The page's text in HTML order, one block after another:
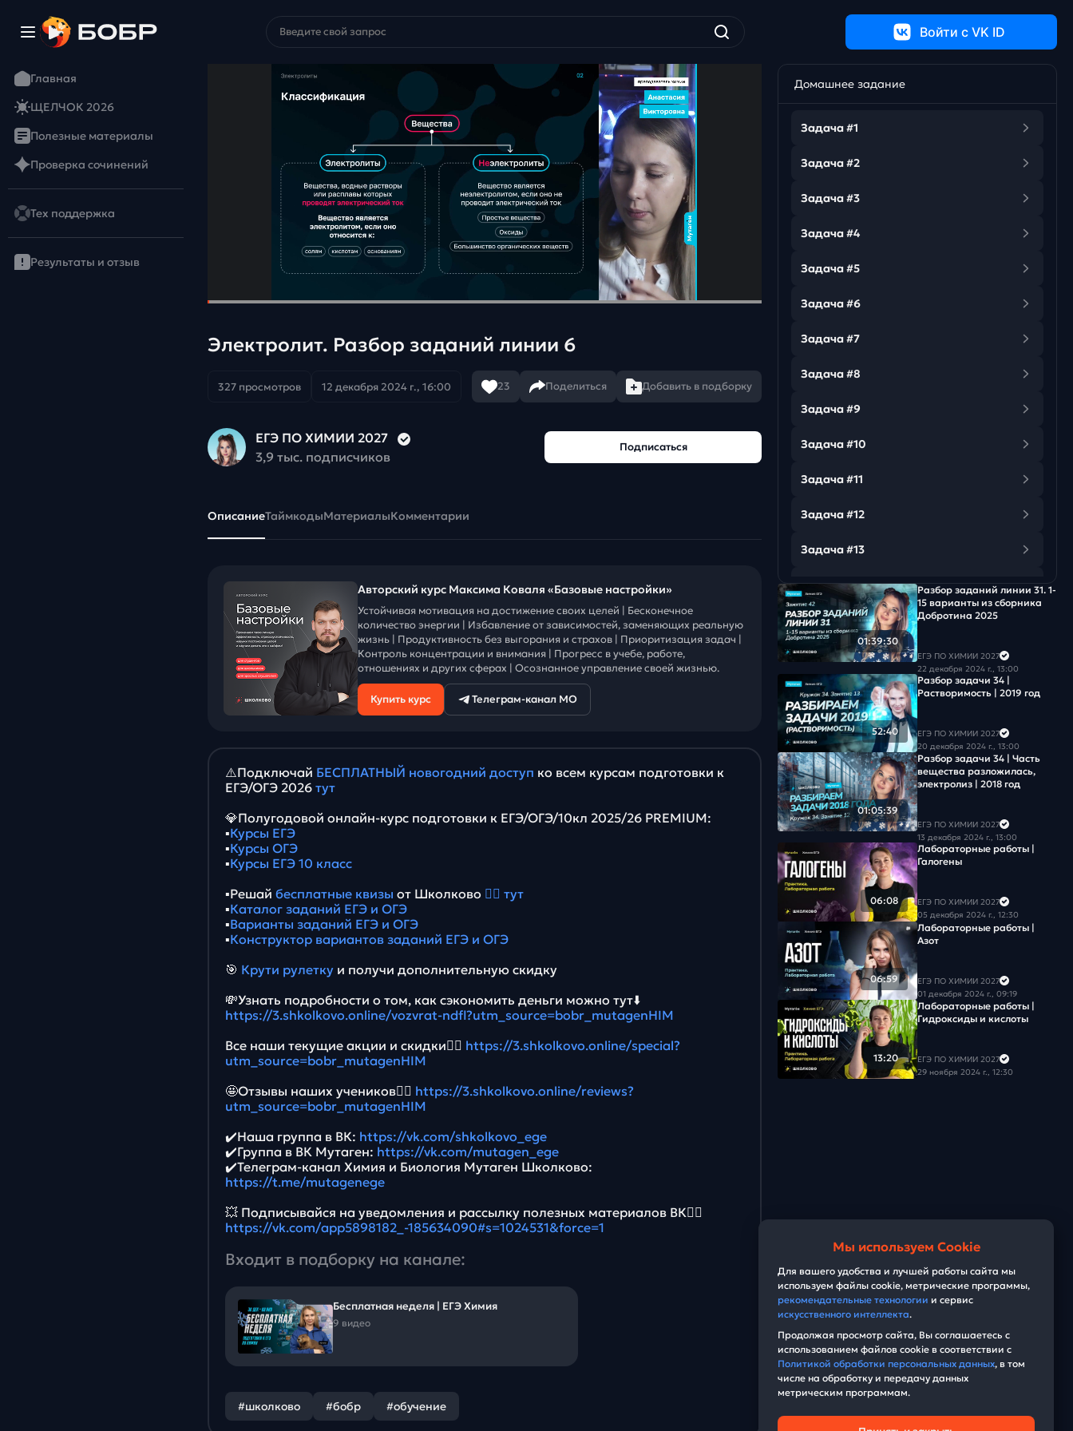
Войти c VK ID
Главная
ЩЕЛЧОК 2026
Полезные материалы
Проверка сочинений
Тех поддержка
Результаты и отзыв
Электролит. Разбор заданий линии 6
327 просмотров 12 декабря 2024 г., 16:00 23 Поделиться Добавить в подборку
ЕГЭ ПО ХИМИИ 2027
3,9 тыс. подписчиков
Подписаться
ОписаниеТаймкодыМатериалыКомментарии
Авторский курс Максима Коваля «Базовые настройки»
Устойчивая мотивация на достижение своих целей | Бесконечное
количество энергии | Избавление от зависимостей, заменяющих реальную
жизнь | Продуктивность без выгорания и страхов | Приоритизация задач |
Контроль концентрации и внимания | Прогресс в учебе, работе,
отношениях и других сферах | Осознанное управление своей жизнью.
Купить курс Телеграм-канал МО
⚠️Подключай БЕСПЛАТНЫЙ новогодний доступ ко всем курсам подготовки к
ЕГЭ/ОГЭ 2026 тут
💎Полугодовой онлайн-курс подготовки к ЕГЭ/ОГЭ/10кл 2025/26 PREMIUM:
▪️Курсы ЕГЭ
▪️Курсы ОГЭ
▪️Курсы ЕГЭ 10 класс
▪️Решай бесплатные квизы от Школково 👉🏻 тут
▪️Каталог заданий ЕГЭ и ОГЭ
▪️Варианты заданий ЕГЭ и ОГЭ
▪️Конструктор вариантов заданий ЕГЭ и ОГЭ
🎯 Крути рулетку и получи дополнительную скидку
💸Узнать подробности о том, как сэкономить деньги можно тут⬇️
https://3.shkolkovo.online/vozvrat-ndfl?utm_source=bobr_mutagenHIM
Все наши текущие акции и скидки👉🏻 https://3.shkolkovo.online/special?
utm_source=bobr_mutagenHIM
🤩Отзывы наших учеников👉🏻 https://3.shkolkovo.online/reviews?
utm_source=bobr_mutagenHIM
✔️Наша группа в ВК: https://vk.com/shkolkovo_ege
✔️Группа в ВК Мутаген: https://vk.com/mutagen_ege
✔️Телеграм-канал Химия и Биология Мутаген Школково:
https://t.me/mutagenege
💥 Подписывайся на уведомления и рассылку полезных материалов ВК👉🏻
https://vk.com/app5898182_-185634090#s=1024531&force=1
Входит в подборку на канале:
Бесплатная неделя | ЕГЭ Химия
9 видео
#школково #бобр #обучение
Домашнее задание
Задача #1
Задача #2
Задача #3
Задача #4
Задача #5
Задача #6
Задача #7
Задача #8
Задача #9
Задача #10
Задача #11
Задача #12
Задача #13
Задача #14
Задача #15
Задача #16
Задача #17
Задача #18
Задача #19
Задача #20
Задача #21
Задача #22
Задача #23
Задача #24
Задача #25
Задача #26
Задача #27
Задача #28
Задача #32
Задача #33
Задача #34
Задача #35
Задача #36
Задача #37
Задача #38
01:39:30
Разбор заданий линии 31. 1-
15 варианты из сборника
Добротина 2025
ЕГЭ ПО ХИМИИ 2027
22 декабря 2024 г., 13:00
52:40
Разбор задачи 34 |
Растворимость | 2019 год
ЕГЭ ПО ХИМИИ 2027
20 декабря 2024 г., 13:00
01:05:39
Разбор задачи 34 | Часть
вещества разложилась,
электролиз | 2018 год
ЕГЭ ПО ХИМИИ 2027
13 декабря 2024 г., 13:00
06:08
Лабораторные работы |
Галогены
ЕГЭ ПО ХИМИИ 2027
05 декабря 2024 г., 12:30
06:59
Лабораторные работы |
Азот
ЕГЭ ПО ХИМИИ 2027
01 декабря 2024 г., 09:19
13:20
Лабораторные работы |
Гидроксиды и кислоты
ЕГЭ ПО ХИМИИ 2027
29 ноября 2024 г., 12:30
Мы используем Cookie
Для вашего удобства и лучшей работы сайта мы
используем файлы cookie, метрические программы,
рекомендательные технологии и сервис
искусственного интеллекта.
Продолжая просмотр сайта, Вы соглашаетесь с
использованием файлов cookie в соответствии с
Политикой обработки персональных данных, в том
числе на обработку и передачу данных
метрическим программам.